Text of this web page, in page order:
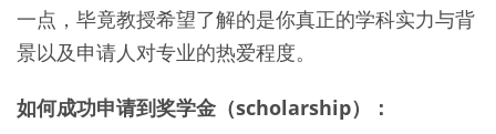
一点，毕竟教授希望了解的是你真正的学科实力与背
景以及申请人对专业的热爱程度。
如何成功申请到奖学金（scholarship）：